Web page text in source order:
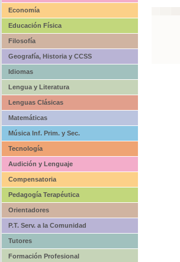
Economía
Educación Física
Filosofía
Geografía, Historia y CCSS
Idiomas
Lengua y Literatura
Lenguas Clásicas
Matemáticas
Música Inf. Prim. y Sec.
Tecnología
Audición y Lenguaje
Compensatoria
Pedagogía Terapéutica
Orientadores
P.T. Serv. a la Comunidad
Tutores
Formación Profesional